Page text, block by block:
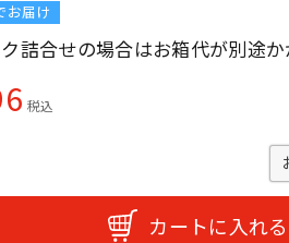
お届け
詰合せの場合はお箱代が別途か
税込
カートに入れる